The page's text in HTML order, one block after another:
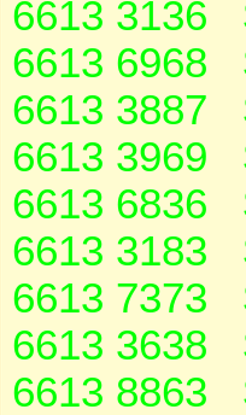
6613 3136
6613 6968
6613 3887
6613 3969
6613 6836
6613 3183
6613 7373
6613 3638
6613 8863